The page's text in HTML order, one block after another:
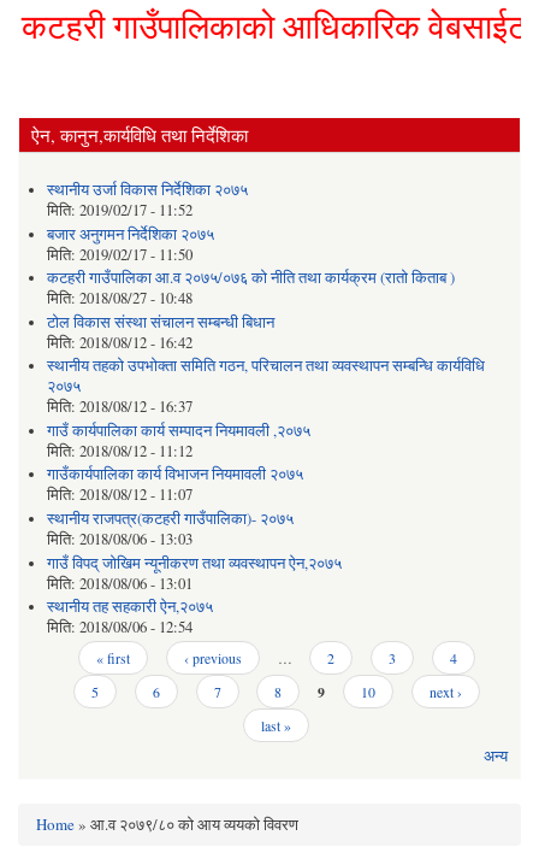
गाउँपालिकाको आधिकारिक वेबसाईटमा
ऐन, कानुन,कार्यविधि तथा निर्देशिका
स्थानीय उर्जा विकास निर्देशिका २०७५
मिति: 2019/02/17 - 11:52
बजार अनुगमन निर्देशिका २०७५
मिति: 2019/02/17 - 11:50
कटहरी गाउँपालिका आ.व २०७५/०७६ को नीति तथा कार्यक्रम (रातो किताब )
मिति: 2018/08/27 - 10:48
टोल विकास संस्था संचालन सम्बन्धी बिधान
मिति: 2018/08/12 - 16:42
स्थानीय तहको उपभोक्ता समिति गठन, परिचालन तथा व्यवस्थापन सम्बन्धि कार्यविधि
२०७५
मिति: 2018/08/12 - 16:37
गाउँ कार्यपालिका कार्य सम्पादन नियमावली ,२०७५
मिति: 2018/08/12 - 11:12
गाउँकार्यपालिका कार्य विभाजन नियमावली २०७५
मिति: 2018/08/12 - 11:07
स्थानीय राजपत्र(कटहरी गाउँपालिका)- २०७५
मिति: 2018/08/06 - 13:03
गाउँ विपद् जोखिम न्यूनीकरण तथा व्यवस्थापन ऐन,२०७५
मिति: 2018/08/06 - 13:01
स्थानीय तह सहकारी ऐन,२०७५
मिति: 2018/08/06 - 12:54
Pages « first ‹ previous … 2 3
4
5
6 7 8 9 10
next ›
last »
अन्य
Home» आ.व २०७९/८० को आय व्ययको विवरण